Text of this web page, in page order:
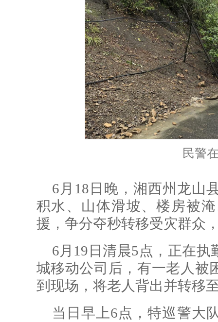
民警
6月18日晚，湘西州龙山
积水、山体滑坡、楼房被
援，争分夺秒转移受灾群众
6月19日清晨5点，正在
城移动公司后，有一老人被
到现场，将老人背出并转移
当日早上6点，特巡警大